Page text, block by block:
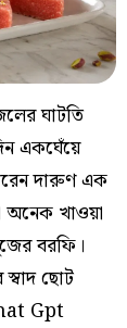
ঘাটতি
একঘেঁয়ে
দারুণ এক
অনেক খাওয়া
বরফি।
স্বাদ ছোট
Gpt